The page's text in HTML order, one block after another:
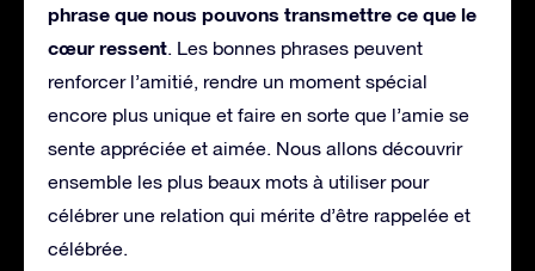
phrase que nous pouvons transmettre ce que le
cœur ressent. Les bonnes phrases peuvent
renforcer l’amitié, rendre un moment spécial
encore plus unique et faire en sorte que l’amie se
sente appréciée et aimée. Nous allons découvrir
ensemble les plus beaux mots à utiliser pour
célébrer une relation qui mérite d’être rappelée et
célébrée.